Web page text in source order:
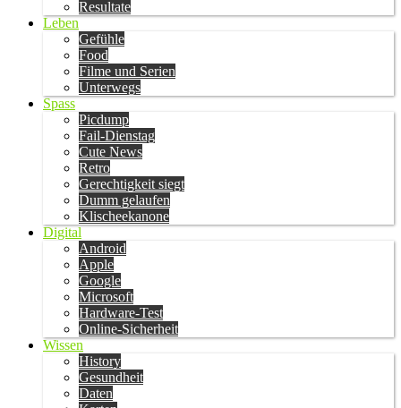
Resultate
Leben
Gefühle
Food
Filme und Serien
Unterwegs
Spass
Picdump
Fail-Dienstag
Cute News
Retro
Gerechtigkeit siegt
Dumm gelaufen
Klischeekanone
Digital
Android
Apple
Google
Microsoft
Hardware-Test
Online-Sicherheit
Wissen
History
Gesundheit
Daten